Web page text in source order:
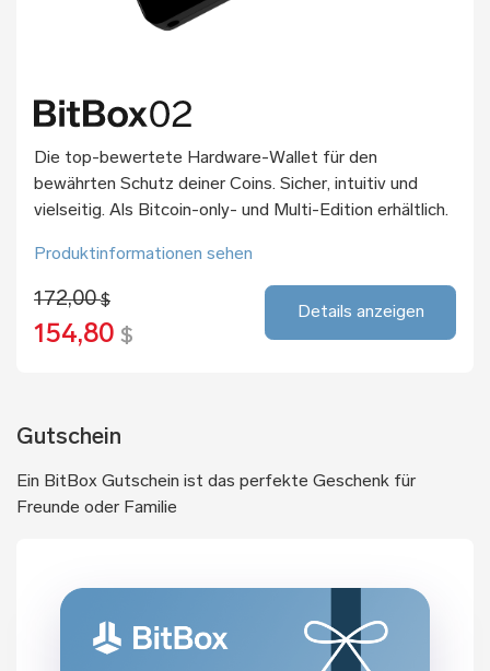
Die top-bewertete Hardware-Wallet für den
bewährten Schutz deiner Coins. Sicher, intuitiv und
vielseitig. Als Bitcoin-only- und Multi-Edition erhältlich.
Produktinformationen sehen
172,00$
154,80 $
Details anzeigen
Gutschein
Ein BitBox Gutschein ist das perfekte Geschenk für
Freunde oder Familie